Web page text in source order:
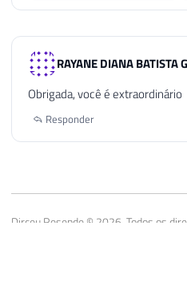
RAYANE DIANA BATISTA
Obrigada, você é extraordinário
Responder
Dirceu Resende © 2026. Todos os